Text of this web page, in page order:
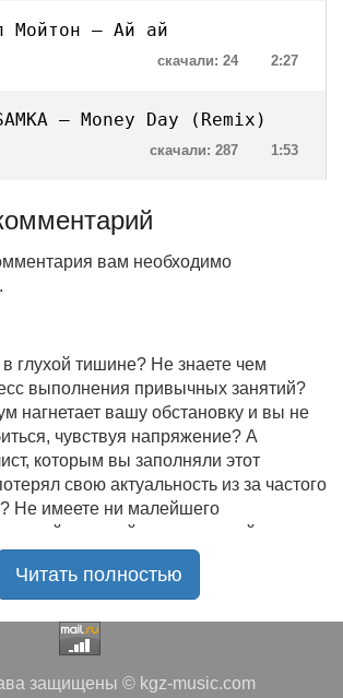
Мойтон — Ай ай
2:27
скачали: 24
— Money Day (Remix)
1:53
скачали: 287
вам необходимо
.
глухой тишине? Не знаете чем
выполнения привычных занятий?
нагнетает вашу обстановку и вы не
чувствуя напряжение? А
которым вы заполняли этот
свою актуальность из за частого
Не имеете ни малейшего
найти новый качественный контент
В таком случае вы обратились по
своих старых и новых
самых лучших песен всех времён
Читать полностью
защищены © kgz-music.com